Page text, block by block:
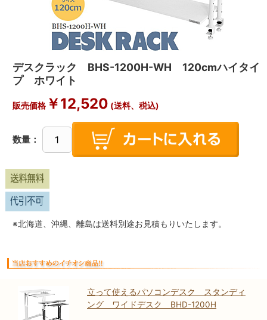
デスクラック BHS-1200H-WH 120cmハイタイ
プ ホワイト
販売価格￥12,520 (送料、税込)
数量：
※北海道、沖縄、離島は送料別途お見積もりいたします。
立って使えるパソコンデスク スタンディ
ング ワイドデスク BHD-1200H